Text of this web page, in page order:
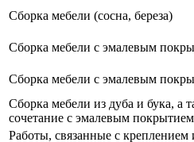
Сборка мебели (сосна, береза)
Сборка мебели с эмалевым
Сборка мебели с эмалевым
Сборка мебели из дуба и бука, а
сочетание с эмалевым покрытием
Работы, связанные с креплением